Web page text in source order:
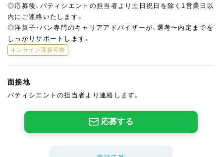
◎応募後、パティシエントの担当者より土日祝日を除く1営業日以
内にご連絡いたします。
◎洋菓子・パン専門のキャリアアドバイザーが、選考〜内定までを
しっかりサポートします。
オンライン面接可能
面接地
パティシエントの担当者より連絡します。
応募する